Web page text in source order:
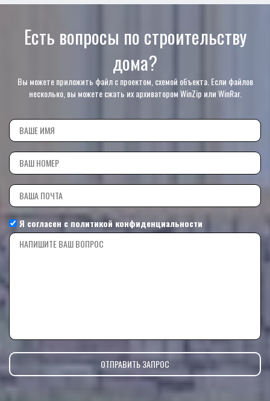
Есть вопросы по строительству
дома?
Вы можете приложить файл с проектом, схемой объекта. Если файлов
несколько, вы можете сжать их архиватором WinZip или WinRar.
Я согласен сполитикой конфиденциальности